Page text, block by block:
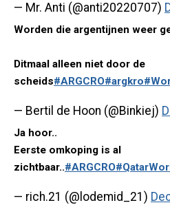
— Mr. Anti (@anti20220707)
Worden die argentijnen weer
Ditmaal alleen niet door de
scheids#ARGCRO#argkro
— Bertil de Hoon (@Binkiej)
Ja hoor..
Eerste omkoping is al
zichtbaar..#ARGCRO
— rich.21 (@lodemid_21)